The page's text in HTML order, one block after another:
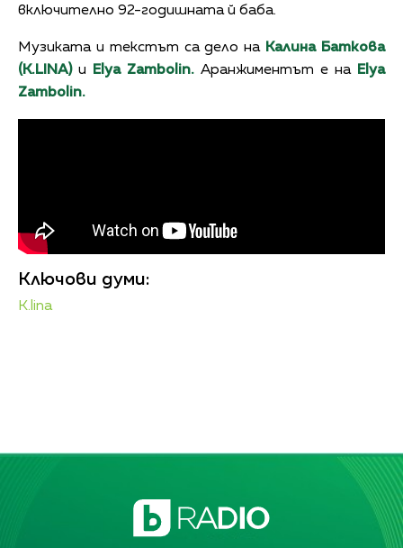
включително 92-годишната й баба.
Музиката и текстът са дело на Калина Баткова
(K.LINA) и Elya Zambolin. Аранжиментът е наElya
Zambolin.
Ключови думи:
K.lina